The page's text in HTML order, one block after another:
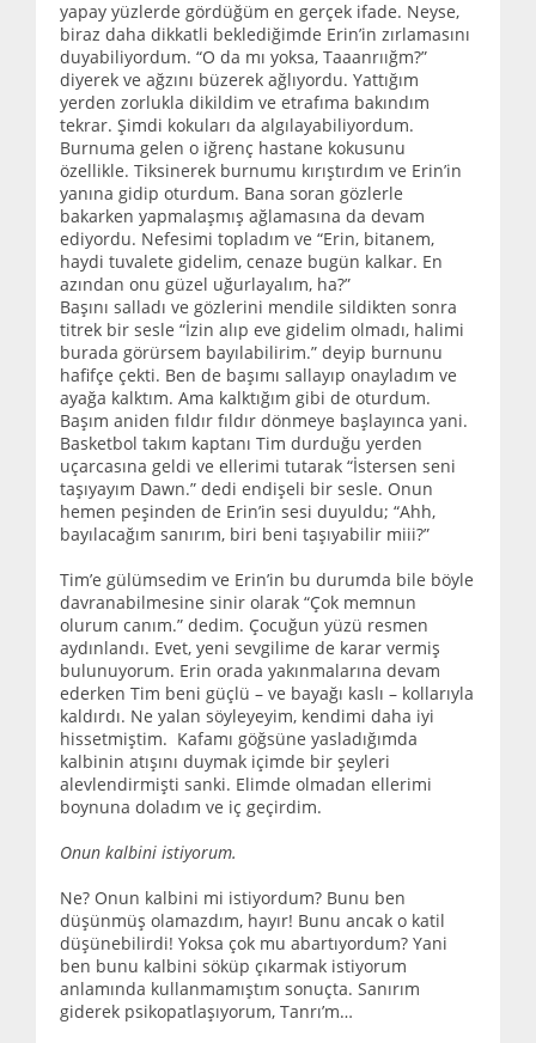
yapay yüzlerde gördüğüm en gerçek ifade. Neyse,
biraz daha dikkatli beklediğimde Erin’in zırlamasını
duyabiliyordum. “O da mı yoksa, Taaanrıığm?”
diyerek ve ağzını büzerek ağlıyordu. Yattığım
yerden zorlukla dikildim ve etrafıma bakındım
tekrar. Şimdi kokuları da algılayabiliyordum.
Burnuma gelen o iğrenç hastane kokusunu
özellikle. Tiksinerek burnumu kırıştırdım ve Erin’in
yanına gidip oturdum. Bana soran gözlerle
bakarken yapmalaşmış ağlamasına da devam
ediyordu. Nefesimi topladım ve “Erin, bitanem,
haydi tuvalete gidelim, cenaze bugün kalkar. En
azından onu güzel uğurlayalım, ha?”
Başını salladı ve gözlerini mendile sildikten sonra
titrek bir sesle “İzin alıp eve gidelim olmadı, halimi
burada görürsem bayılabilirim.” deyip burnunu
hafifçe çekti. Ben de başımı sallayıp onayladım ve
ayağa kalktım. Ama kalktığım gibi de oturdum.
Başım aniden fıldır fıldır dönmeye başlayınca yani.
Basketbol takım kaptanı Tim durduğu yerden
uçarcasına geldi ve ellerimi tutarak “İstersen seni
taşıyayım Dawn.” dedi endişeli bir sesle. Onun
hemen peşinden de Erin’in sesi duyuldu; “Ahh,
bayılacağım sanırım, biri beni taşıyabilir miii?”
Tim’e gülümsedim ve Erin’in bu durumda bile böyle
davranabilmesine sinir olarak “Çok memnun
olurum canım.” dedim. Çocuğun yüzü resmen
aydınlandı. Evet, yeni sevgilime de karar vermiş
bulunuyorum. Erin orada yakınmalarına devam
ederken Tim beni güçlü – ve bayağı kaslı – kollarıyla
kaldırdı. Ne yalan söyleyeyim, kendimi daha iyi
hissetmiştim. Kafamı göğsüne yasladığımda
kalbinin atışını duymak içimde bir şeyleri
alevlendirmişti sanki. Elimde olmadan ellerimi
boynuna doladım ve iç geçirdim.
Onun kalbini istiyorum.
Ne? Onun kalbini mi istiyordum? Bunu ben
düşünmüş olamazdım, hayır! Bunu ancak o katil
düşünebilirdi! Yoksa çok mu abartıyordum? Yani
ben bunu kalbini söküp çıkarmak istiyorum
anlamında kullanmamıştım sonuçta. Sanırım
giderek psikopatlaşıyorum, Tanrı’m…